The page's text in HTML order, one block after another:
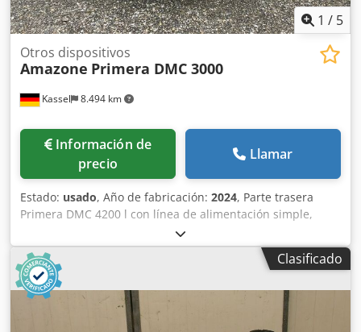
1 / 5
Kassel 8.494 km
Otros dispositivos
Amazone Primera DMC 3000
Información de
precio
Llamar
Estado: usado, Año de fabricación: 2024, Parte trasera
Primera DMC 4200 l con línea de alimentación simple,
distribuidores Single-Shoot para 16 filas, plataforma de
carga larga para parte trasera, lanza con pie de apoyo
abatible, enganche de brazo inferior categoría 3, eje con
freno y freno de estacionamiento, sistema de frenos
neumáticos de doble línea. Dedpfx Akjuhnwvs Eokr
Clasificado